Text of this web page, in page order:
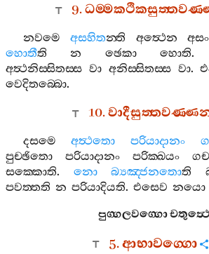
9.
නවමෙ අසහිතන‍්ති අත්‍ථෙන
හොතීති න ඡෙකා හොති
අත්‍ථනිස‍්සිතස‍්ස වා අනිස‍්සිතස‍්ස වා.
වෙදිතබ‍්බො.
10.
දසමෙ අත්‍ථතො පරියාදානං
පුච‍්ඡිතො
පරියාදානං පරික‍්ඛයං
සක‍්කොති. නො බ්‍යඤ‍්ජනතොති
පවත‍්තති න පරියාදියති. එසෙව නයො
පුග‍්ගලවග‍්ගො
5.ආභාවග‍්ගො